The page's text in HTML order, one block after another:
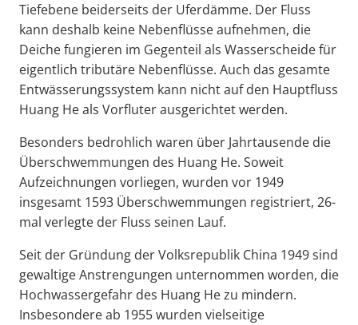
Tiefebene beiderseits der Uferdämme. Der Fluss
kann deshalb keine Nebenflüsse aufnehmen, die
Deiche fungieren im Gegenteil als Wasserscheide für
eigentlich tributäre Nebenflüsse. Auch das gesamte
Entwässerungssystem kann nicht auf den Hauptfluss
Huang He als Vorfluter ausgerichtet werden.
Besonders bedrohlich waren über Jahrtausende die
Überschwemmungen des Huang He. Soweit
Aufzeichnungen vorliegen, wurden vor 1949
insgesamt 1593 Überschwemmungen registriert, 26-
mal verlegte der Fluss seinen Lauf.
Seit der Gründung der Volksrepublik China 1949 sind
gewaltige Anstrengungen unternommen worden, die
Hochwassergefahr des Huang He zu mindern.
Insbesondere ab 1955 wurden vielseitige